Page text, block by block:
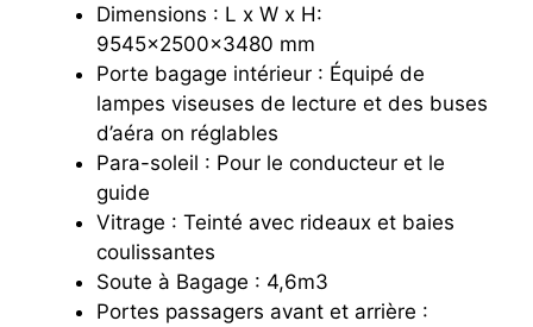
Dimensions : L x W x H:
9545×2500×3480 mm
Porte bagage intérieur : Équipé de
lampes viseuses de lecture et des buses
d’aéra on réglables
Para-soleil : Pour le conducteur et le
guide
Vitrage : Teinté avec rideaux et baies
coulissantes
Soute à Bagage : 4,6m3
Portes passagers avant et arrière :